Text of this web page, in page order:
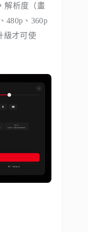
解析度（畫
480p、360p
級才可使